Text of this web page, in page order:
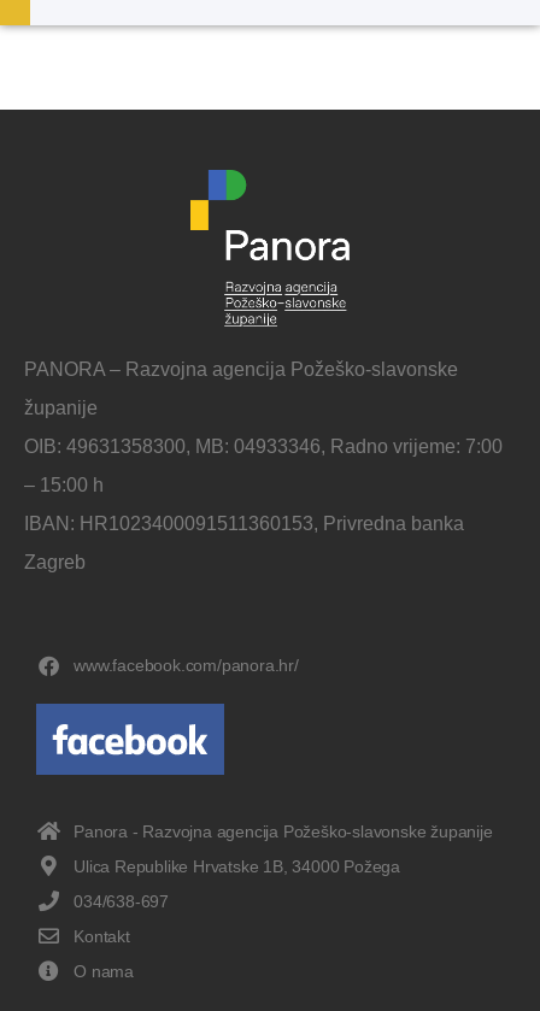
PANORA – Razvojna agencija Požeško-slavonske
županije
OIB: 49631358300, MB: 04933346, Radno vrijeme: 7:00
– 15:00 h
IBAN: HR1023400091511360153, Privredna banka
Zagreb
www.facebook.com/panora.hr/
Panora - Razvojna agencija Požeško-slavonske županije
Ulica Republike Hrvatske 1B, 34000 Požega
034/638-697
Kontakt
O nama